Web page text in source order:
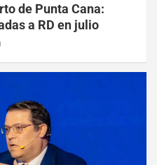
de Punta Cana:
a RD en julio